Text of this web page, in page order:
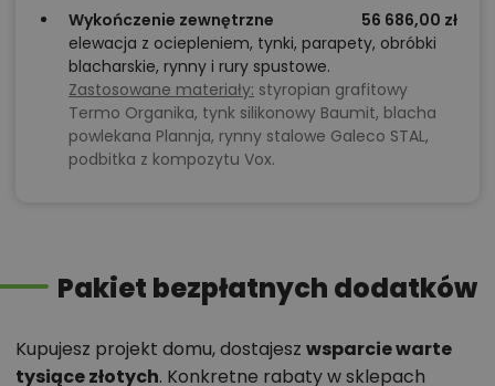
Wykończenie zewnętrzne
56 686,00 zł
elewacja z ociepleniem, tynki, parapety, obróbki
blacharskie, rynny i rury spustowe.
Zastosowane materiały: styropian grafitowy
Termo Organika, tynk silikonowy Baumit, blacha
powlekana Plannja, rynny stalowe Galeco STAL,
podbitka z kompozytu Vox.
Pakiet bezpłatnych dodatków
Kupujesz projekt domu, dostajesz wsparcie warte
tysiące złotych. Konkretne rabaty w sklepach